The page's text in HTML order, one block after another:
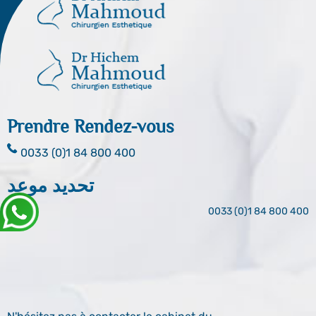
Prendre Rendez-vous
0033 (0)1 84 800 400
تحديد موعد
0033 (0)1 84 800 400